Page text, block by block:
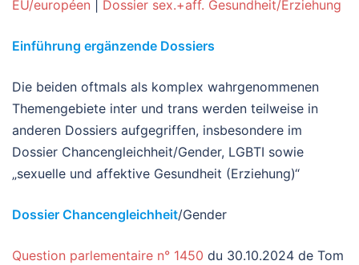
EU/européen
Dossier sex.+aff. Gesundheit/Erziehung
Einführung ergänzende Dossiers
Die beiden oftmals als komplex wahrgenommenen
Themengebiete inter und trans werden teilweise in
anderen Dossiers aufgegriffen, insbesondere im
Dossier Chancengleichheit/Gender, LGBTI sowie
„sexuelle und affektive Gesundheit (Erziehung)“
Dossier Chancengleichheit/Gender
Question parlementaire n° 1450 du 30.10.2024 de Tom